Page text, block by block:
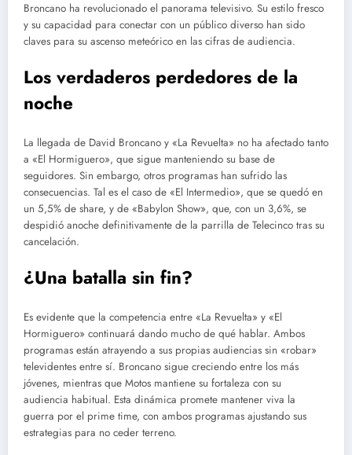
Broncano ha revolucionado el panorama televisivo. Su estilo fresco
y su capacidad para conectar con un público diverso han sido
claves para su ascenso meteórico en las cifras de audiencia.
Los verdaderos perdedores de la
noche
La llegada de David Broncano y «La Revuelta» no ha afectado tanto
a «El Hormiguero», que sigue manteniendo su base de
seguidores. Sin embargo, otros programas han sufrido las
consecuencias. Tal es el caso de «El Intermedio», que se quedó en
un 5,5% de share, y de «Babylon Show», que, con un 3,6%, se
despidió anoche definitivamente de la parrilla de Telecinco tras su
cancelación.
¿Una batalla sin fin?
Es evidente que la competencia entre «La Revuelta» y «El
Hormiguero» continuará dando mucho de qué hablar. Ambos
programas están atrayendo a sus propias audiencias sin «robar»
televidentes entre sí. Broncano sigue creciendo entre los más
jóvenes, mientras que Motos mantiene su fortaleza con su
audiencia habitual. Esta dinámica promete mantener viva la
guerra por el prime time, con ambos programas ajustando sus
estrategias para no ceder terreno.